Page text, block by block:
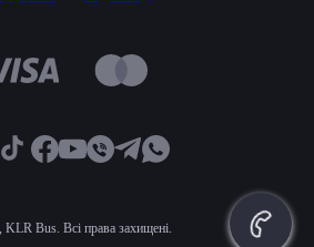
KLR Bus. Всі права захищені.